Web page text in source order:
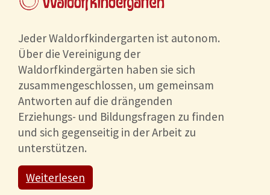
Jeder Waldorfkindergarten ist autonom.
Über die Vereinigung der
Waldorfkindergärten haben sie sich
zusammengeschlossen, um gemeinsam
Antworten auf die drängenden
Erziehungs- und Bildungsfragen zu finden
und sich gegenseitig in der Arbeit zu
unterstützen.
Weiterlesen